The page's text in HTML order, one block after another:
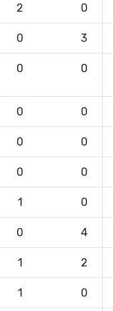
2 0
0 3
0 0
0 0
0 0
0 0
1 0
0 4
1 2
1 0